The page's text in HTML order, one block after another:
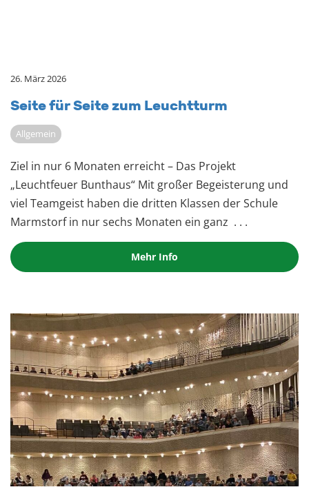
26. März 2026
Seite für Seite zum Leucht­turm
Allgemein
Ziel in nur 6 Monaten erreicht – Das Projekt
„Leuchtfeuer Bunthaus“ Mit großer Begeisterung und
viel Teamgeist haben die dritten Klassen der Schule
Marmstorf in nur sechs Monaten ein ganz . . .
Mehr Info